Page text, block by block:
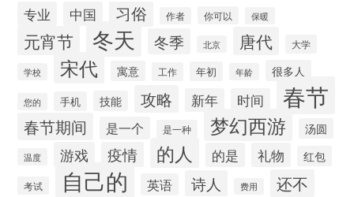
专业 中国 习俗 作者 你可以 保暖
元宵节 冬天 冬季 北京 唐代 大学
学校 宋代 寓意 工作 年初 年龄 很多人
您的 手机 技能 攻略 新年 时间 春节
春节期间 是一个 是一种 梦幻西游 汤圆
温度 游戏 疫情 的人 的是 礼物 红包
考试 自己的 英语 诗人 费用 还不